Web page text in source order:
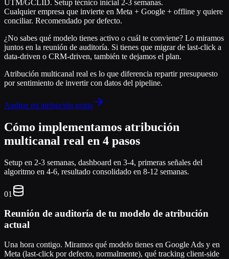
UTM/GCLID. Setup técnico inicial 2-3 semanas.
Cualquier empresa que invierte en Meta + Google + offline y quiere
conciliar. Recomendado por defecto.
¿No sabes qué modelo tienes activo o cuál te conviene? Lo miramos
juntos en la reunión de auditoría. Si tienes que migrar de last-click a
data-driven o CRM-driven, también te dejamos el plan.
Atribución multicanal real es lo que diferencia repartir presupuesto
por sentimiento de invertir con datos del pipeline.
Auditar mi atribución gratis
Cómo implementamos atribución
multicanal real en 4 pasos
Setup en 2-3 semanas, dashboard en 3-4, primeras señales del
algoritmo en 4-6, resultado consolidado en 8-12 semanas.
01
Reunión de auditoría de tu modelo de atribución
actual
Una hora contigo. Miramos qué modelo tienes en Google Ads y en
Meta (last-click por defecto, normalmente), qué tracking client-side